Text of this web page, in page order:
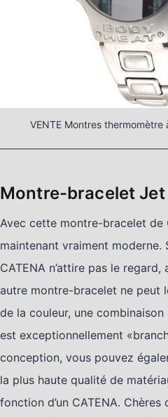
VENTE Montres thermomètre
Montre-bracelet Jet
Avec cette montre-bracelet de
maintenant vraiment moderne.
CATENA n’attire pas le
autre montre-bracelet ne peut
de la couleur, une combinaison
est exceptionnellement
conception, vous pouvez
la plus haute qualité de
fonction d’un CATENA.